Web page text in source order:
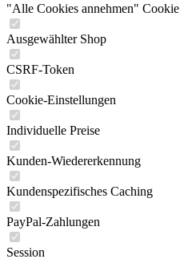
"Alle Cookies annehmen" Cookie
Ausgewählter Shop
CSRF-Token
Cookie-Einstellungen
Individuelle Preise
Kunden-Wiedererkennung
Kundenspezifisches Caching
PayPal-Zahlungen
Session